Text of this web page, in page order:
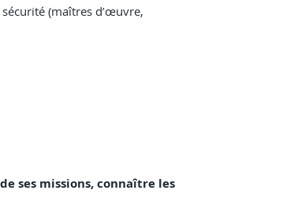
(maîtres d’œuvre,
ses missions, connaître les